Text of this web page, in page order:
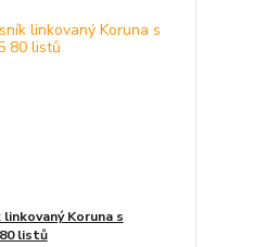
Koruna s
listů